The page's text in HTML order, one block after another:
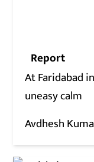
Report
At Faridabad
uneasy calm
Avdhesh